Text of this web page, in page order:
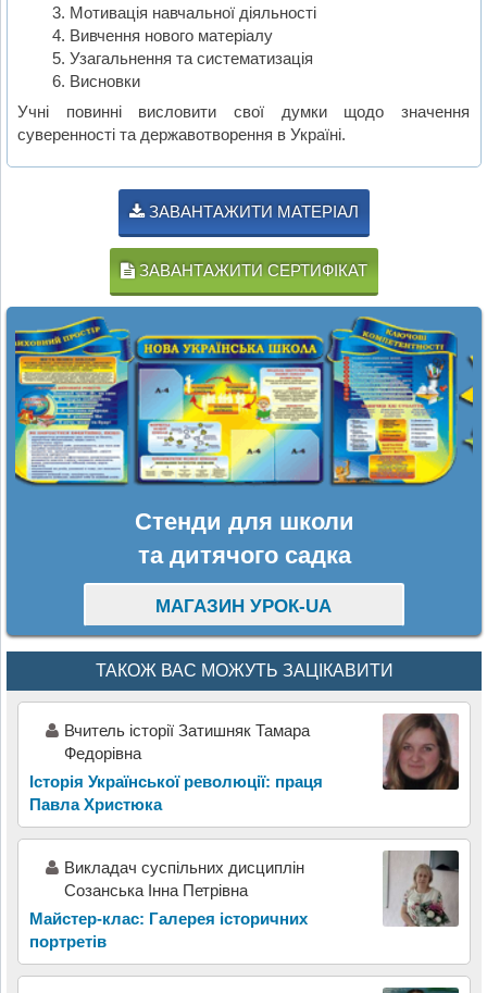
Мотивація навчальної діяльності
Вивчення нового матеріалу
Узагальнення та систематизація
Висновки
Учні повинні висловити свої думки щодо значення
суверенності та державотворення в Україні.
ЗАВАНТАЖИТИ МАТЕРІАЛ
ЗАВАНТАЖИТИ СЕРТИФІКАТ
Стенди для школи
та дитячого садка
МАГАЗИН УРОК-UA
ТАКОЖ ВАС МОЖУТЬ ЗАЦІКАВИТИ
Вчитель історії Затишняк Тамара
Федорівна
Історія Української революції: праця
Павла Христюка
Викладач суспільних дисциплін
Созанська Інна Петрівна
Майстер-клас: Галерея історичних
портретів